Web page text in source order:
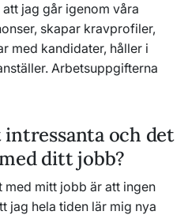
jag går igenom våra
skapar kravprofiler,
med kandidater, håller i
Arbetsuppgifterna
och det
ditt jobb?
med mitt jobb är att ingen
jag hela tiden lär mig nya